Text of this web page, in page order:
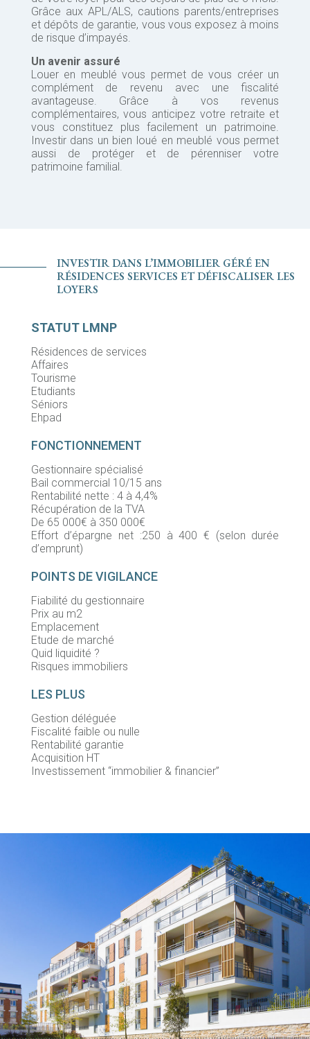
Grâce aux APL/ALS, cautions parents/entreprises
et dépôts de garantie, vous vous exposez à moins
de risque d’impayés.
Un avenir assuré
Louer en meublé vous permet de vous créer un
complément de revenu avec une fiscalité
avantageuse. Grâce à vos revenus
complémentaires, vous anticipez votre retraite et
vous constituez plus facilement un patrimoine.
Investir dans un bien loué en meublé vous permet
aussi de protéger et de pérenniser votre
patrimoine familial.
INVESTIR DANS L’IMMOBILIER GÉRÉ EN
RÉSIDENCES SERVICES ET DÉFISCALISER LES
LOYERS
STATUT LMNP
Résidences de services
Affaires
Tourisme
Etudiants
Séniors
Ehpad
FONCTIONNEMENT
Gestionnaire spécialisé
Bail commercial 10/15 ans
Rentabilité nette : 4 à 4,4%
Récupération de la TVA
De 65 000€ à 350 000€
Effort d’épargne net :250 à 400 € (selon durée
d’emprunt)
POINTS DE VIGILANCE
Fiabilité du gestionnaire
Prix au m2
Emplacement
Etude de marché
Quid liquidité ?
Risques immobiliers
LES PLUS
Gestion déléguée
Fiscalité faible ou nulle
Rentabilité garantie
Acquisition HT
Investissement “immobilier & financier”